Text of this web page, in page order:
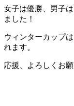
女子は優勝、男子
ました！
ウィンターカップ
れます。
応援、よろしくお